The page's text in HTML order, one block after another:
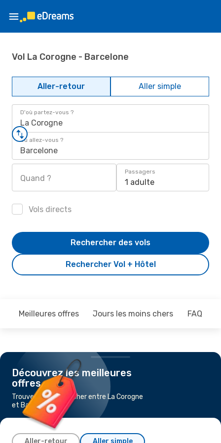
Vol La Corogne - Barcelone
Aller-retour Aller simple
D'où partez-vous ?
La Corogne
Où allez-vous ?
Barcelone
Quand ?
Passagers
1 adulte
Vols directs
Rechercher Vol + Hôtel
Rechercher des vols
Meilleures offres Jours les moins chers FAQ
Découvrez les meilleures
offres
Trouvez un vol pas cher entre La Corogne
et Barcelone
Aller-retour Aller simple